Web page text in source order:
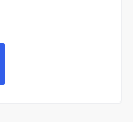
im